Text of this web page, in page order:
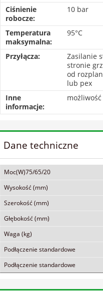
Ciśnienie
robocze:
10 bar
Temperatura
maksymalna:
95°C
Przyłącza:
Zasilanie
stronie
od
lub pex
Inne
informacje:
Dane techniczne
Moc(W)75/65/20
Wysokość (mm)
Szerokość (mm)
Głębokość (mm)
Waga (kg)
Podłączenie standardowe
Podłączenie standardowe